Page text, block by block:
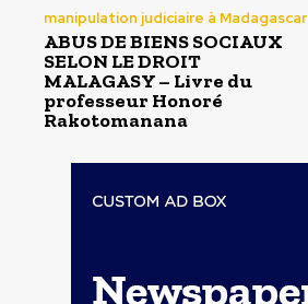
manipulation judiciaire à Madagascar
ABUS DE BIENS SOCIAUX
SELON LE DROIT
MALAGASY – Livre du
professeur Honoré
Rakotomanana